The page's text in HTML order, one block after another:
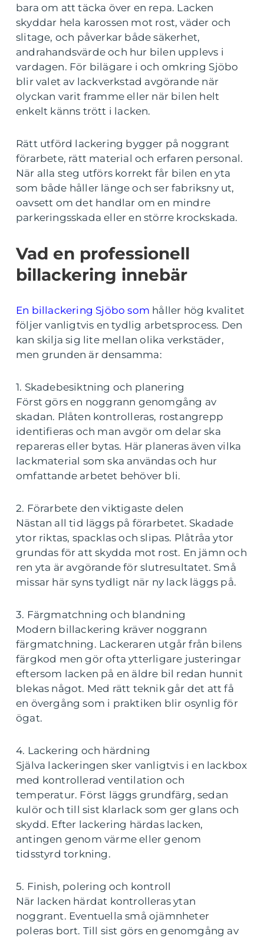
bara om att täcka över en repa. Lacken
skyddar hela karossen mot rost, väder och
slitage, och påverkar både säkerhet,
andrahandsvärde och hur bilen upplevs i
vardagen. För bilägare i och omkring Sjöbo
blir valet av lackverkstad avgörande när
olyckan varit framme eller när bilen helt
enkelt känns trött i lacken.
Rätt utförd lackering bygger på noggrant
förarbete, rätt material och erfaren personal.
När alla steg utförs korrekt får bilen en yta
som både håller länge och ser fabriksny ut,
oavsett om det handlar om en mindre
parkeringsskada eller en större krockskada.
Vad en professionell
billackering innebär
En billackering Sjöbo som håller hög kvalitet
följer vanligtvis en tydlig arbetsprocess. Den
kan skilja sig lite mellan olika verkstäder,
men grunden är densamma:
1. Skadebesiktning och planering
Först görs en noggrann genomgång av
skadan. Plåten kontrolleras, rostangrepp
identifieras och man avgör om delar ska
repareras eller bytas. Här planeras även vilka
lackmaterial som ska användas och hur
omfattande arbetet behöver bli.
2. Förarbete den viktigaste delen
Nästan all tid läggs på förarbetet. Skadade
ytor riktas, spacklas och slipas. Plåtråa ytor
grundas för att skydda mot rost. En jämn och
ren yta är avgörande för slutresultatet. Små
missar här syns tydligt när ny lack läggs på.
3. Färgmatchning och blandning
Modern billackering kräver noggrann
färgmatchning. Lackeraren utgår från bilens
färgkod men gör ofta ytterligare justeringar
eftersom lacken på en äldre bil redan hunnit
blekas något. Med rätt teknik går det att få
en övergång som i praktiken blir osynlig för
ögat.
4. Lackering och härdning
Själva lackeringen sker vanligtvis i en lackbox
med kontrollerad ventilation och
temperatur. Först läggs grundfärg, sedan
kulör och till sist klarlack som ger glans och
skydd. Efter lackering härdas lacken,
antingen genom värme eller genom
tidsstyrd torkning.
5. Finish, polering och kontroll
När lacken härdat kontrolleras ytan
noggrant. Eventuella små ojämnheter
poleras bort. Till sist görs en genomgång av